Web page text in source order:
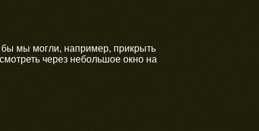
бы мы могли, например, прикрыть
через небольшое окно на